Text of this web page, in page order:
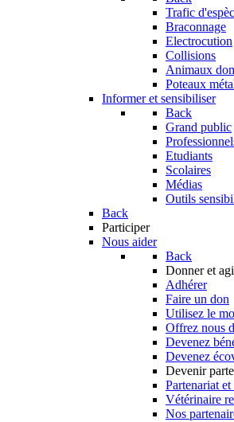
Trafic
Braconnage
Electrocution
Collisions
Animaux
Poteaux
Informer et sensibiliser
Back
Grand public
Etudiants
Scolaires
Médias
Outils
Back
Participer
Nous aider
Back
Donner et
Adhérer
Faire un don
Utilisez le
Offrez nous
Devenez
Devenez
Devenir
Partenariat et
Vétérinaire
Nos